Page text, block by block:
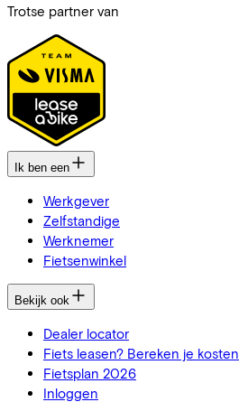
Trotse partner van
Ik ben een
Werkgever
Zelfstandige
Werknemer
Fietsenwinkel
Bekijk ook
Dealer locator
Fiets leasen? Bereken je kosten
Fietsplan 2026
Inloggen